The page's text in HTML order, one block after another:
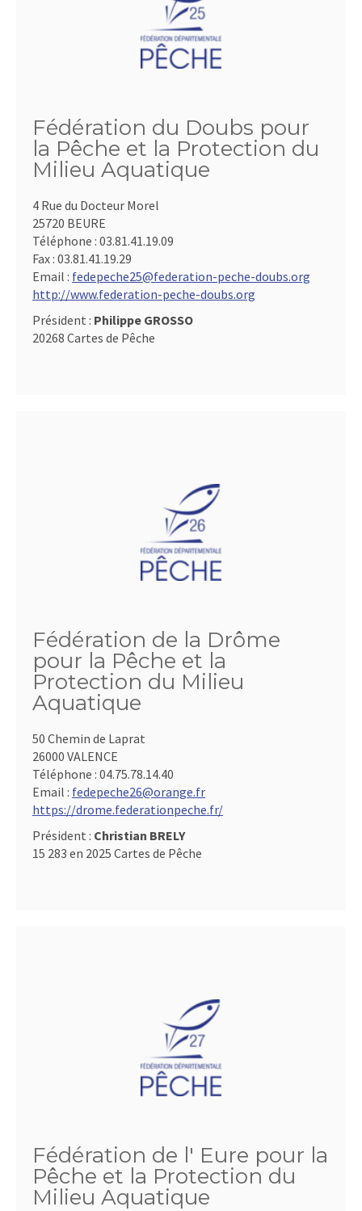
Fédération du Doubs pour
la Pêche et la Protection du
Milieu Aquatique
4 Rue du Docteur Morel
25720 BEURE
Téléphone : 03.81.41.19.09
Fax : 03.81.41.19.29
Email : fedepeche25@federation-peche-doubs.org
http://www.federation-peche-doubs.org
Président : Philippe GROSSO
20268 Cartes de Pêche
Fédération de la Drôme
pour la Pêche et la
Protection du Milieu
Aquatique
50 Chemin de Laprat
26000 VALENCE
Téléphone : 04.75.78.14.40
Email : fedepeche26@orange.fr
https://drome.federationpeche.fr/
Président : Christian BRELY
15 283 en 2025 Cartes de Pêche
Fédération de l' Eure pour la
Pêche et la Protection du
Milieu Aquatique